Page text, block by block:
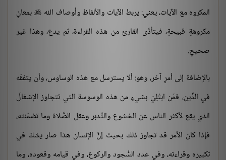
المكروه مع الآيات، يعني: يربط الآيات والألفاظ وأوصاف الله بمعانٍ
مكروهةٍ قبيحةٍ، فيتأذّى القارئ من هذه القراءة، ثم يدع، وهذا غير
صحيحٍ.
بالإضافة إلى أمرٍ آخر، وهو: ألا يسترسل مع هذه الوساوس، وأن يتفقّه
في الدِّين، فمَن ابتُلِيَ بشيءٍ من هذه الوسوسة التي تتجاوز الإشغالَ
الذي يقع لأكثر الناس عن الخشوع والتَّدبر وعقل الصَّلاة وما تضمّنته،
فإذا كان الأمر قد تجاوز ذلك بحيث إنَّ الإنسان هذا صار يشكّ في
تكبيره وقراءته، وفي عدد السُّجود والركوع، وفي قيامه وقعوده، وما